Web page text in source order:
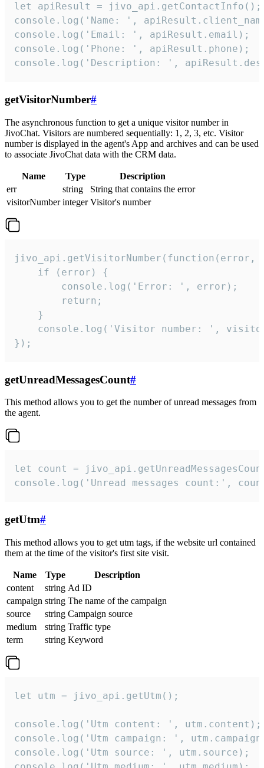
let apiResult = jivo_api.getContactInfo();
console.log('Name: ',
console.log('Email: ', apiResult.email);
console.log('Phone: ', apiResult.phone);
console.log('Description: ',
getVisitorNumber#
The asynchronous function to get a unique visitor number in
JivoChat. Visitors are numbered sequentially: 1, 2, 3, etc. Visitor
number is displayed in the agent's App and archives and can be used
to associate JivoChat data with the CRM data.
Name Type
Description
err
string
String that contains the error
visitorNumber integer Visitor's number
jivo_api.getVisitorNumber(function(error,
    if (error) {
        console.log('Error: ', error);
        return;
    }
console.log('Visitor number: ',
});
getUnreadMessagesCount#
This method allows you to get the number of unread messages from
the agent.
let count =
console.log('Unread messages count:',
getUtm#
This method allows you to get utm tags, if the website url contained
them at the time of the visitor's first site visit.
Name Type
Description
content
string Ad ID
campaign string The name of the campaign
source
string Campaign source
medium
string Traffic type
term
string Keyword
let utm = jivo_api.getUtm();
console.log('Utm content: ', utm.content);
console.log('Utm campaign: ',
console.log('Utm source: ', utm.source);